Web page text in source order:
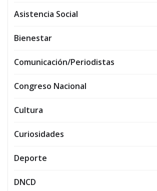
Asistencia Social
Bienestar
Comunicación/Periodistas
Congreso Nacional
Cultura
Curiosidades
Deporte
DNCD